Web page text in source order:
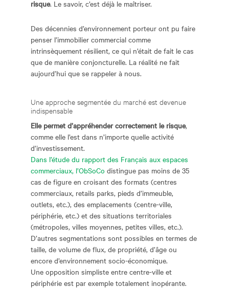
risque. Le savoir, c’est déjà le maîtriser.
Des décennies d’environnement porteur ont pu faire
penser l’immobilier commercial comme
intrinsèquement résilient, ce qui n’était de fait le cas
que de manière conjoncturelle. La réalité ne fait
aujourd’hui que se rappeler à nous.
Une approche segmentée du marché est devenue
indispensable
Elle permet d’appréhender correctement le risque,
comme elle l’est dans n’importe quelle activité
d’investissement.
Dans l’étude du rapport des Français aux espaces
commerciaux, l’ObSoCo distingue pas moins de 35
cas de figure en croisant des formats (centres
commerciaux, retails parks, pieds d’immeuble,
outlets, etc.), des emplacements (centre-ville,
périphérie, etc.) et des situations territoriales
(métropoles, villes moyennes, petites villes, etc.).
D’autres segmentations sont possibles en termes de
taille, de volume de flux, de propriété, d’âge ou
encore d’environnement socio-économique.
Une opposition simpliste entre centre-ville et
périphérie est par exemple totalement inopérante.